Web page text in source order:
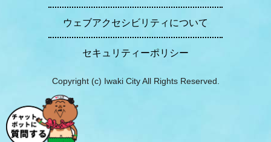
ウェブアクセシビリティについて
セキュリティーポリシー
Copyright (c) Iwaki City All Rights Reserved.